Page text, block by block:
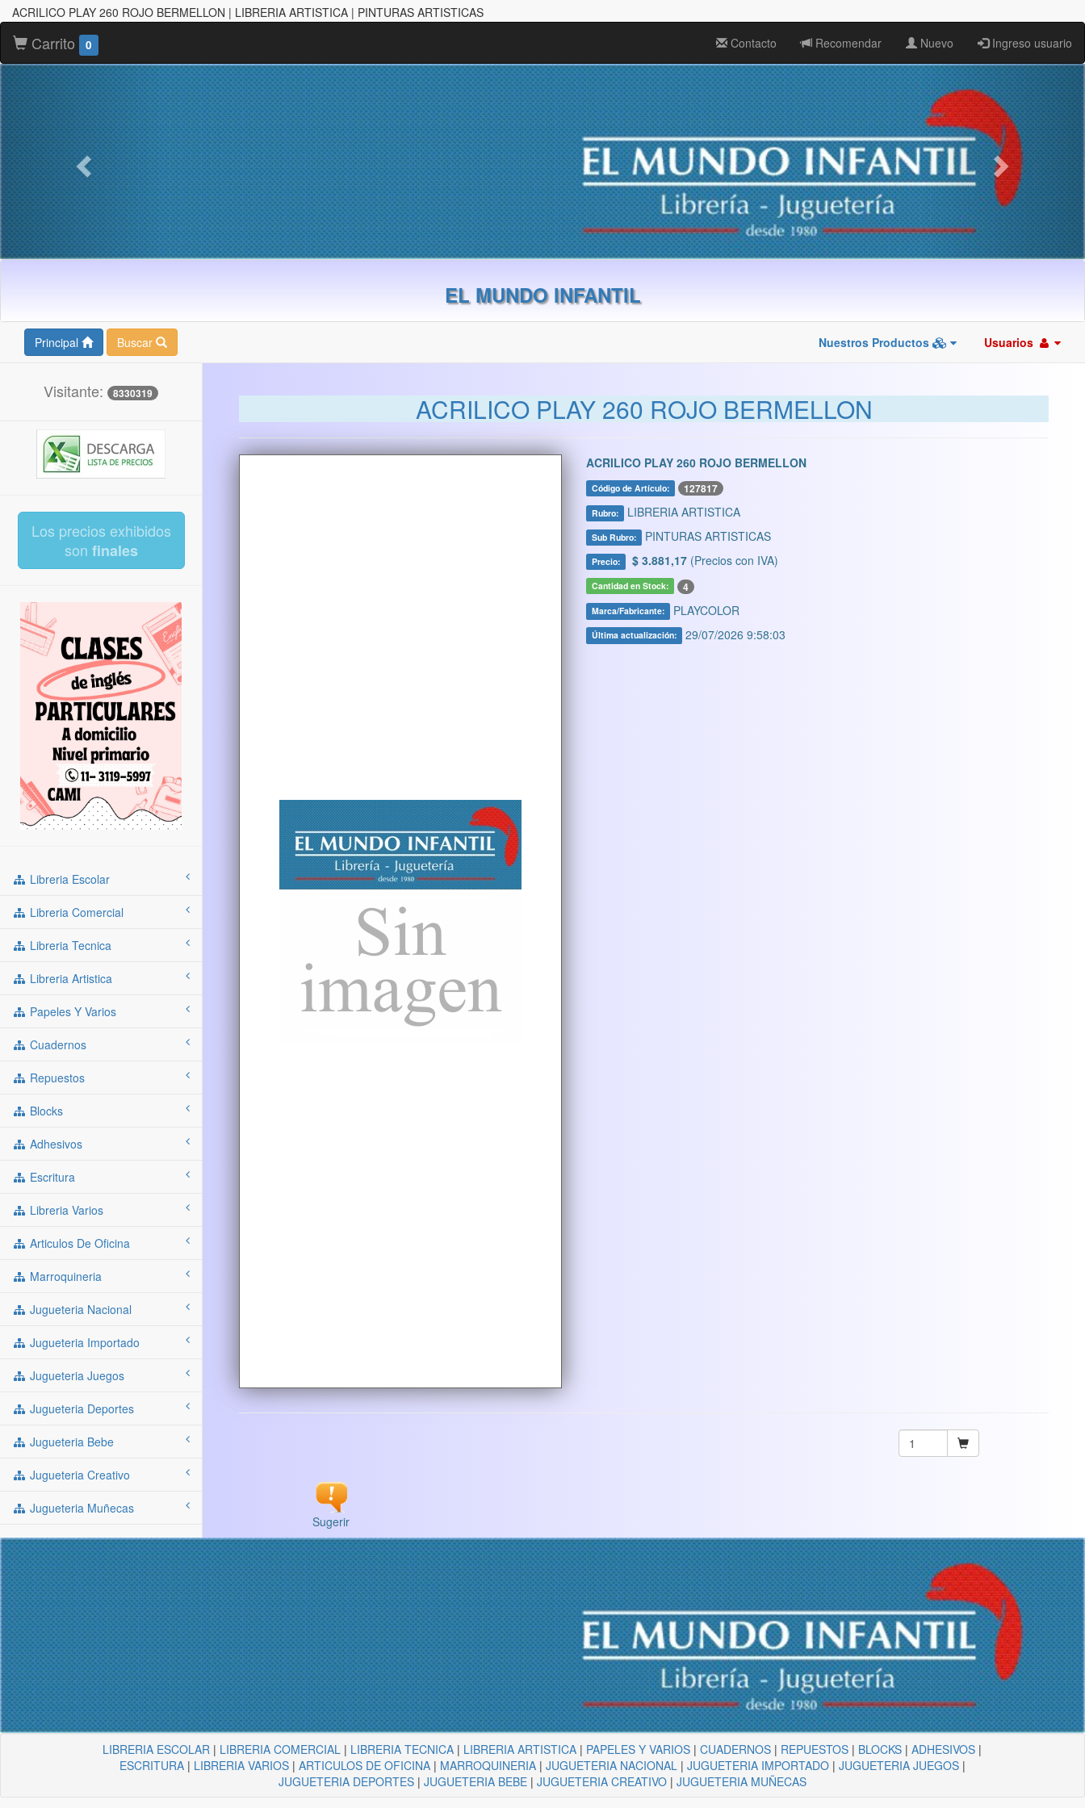
ACRILICO PLAY 260 ROJO BERMELLON | LIBRERIA ARTISTICA | PINTURAS ARTISTICAS
Carrito 0 Contacto Recomendar Nuevo Ingreso usuario
EL MUNDO INFANTIL
Principal Buscar Nuestros Productos Usuarios
Visitante: 8330319
Los precios exhibidos
son finales
Libreria Escolar
Libreria Comercial
Libreria Tecnica
Libreria Artistica
Papeles Y Varios
Cuadernos
Repuestos
Blocks
Adhesivos
Escritura
Libreria Varios
Articulos De Oficina
Marroquineria
Jugueteria Nacional
Jugueteria Importado
Jugueteria Juegos
Jugueteria Deportes
Jugueteria Bebe
Jugueteria Creativo
Jugueteria Muñecas
ACRILICO PLAY 260 ROJO BERMELLON
ACRILICO PLAY 260 ROJO BERMELLON
Código de Artículo: 127817
Rubro: LIBRERIA ARTISTICA
Sub Rubro: PINTURAS ARTISTICAS
Precio: $ 3.881,17 (Precios con IVA)
Cantidad en Stock: 4
Marca/Fabricante: PLAYCOLOR
Última actualización: 29/07/2026 9:58:03
Sugerir
LIBRERIA ESCOLAR | LIBRERIA COMERCIAL | LIBRERIA TECNICA | LIBRERIA ARTISTICA | PAPELES Y VARIOS |CUADERNOS | REPUESTOS | BLOCKS |ADHESIVOS |
ESCRITURA| LIBRERIA VARIOS| ARTICULOS DE OFICINA| MARROQUINERIA| JUGUETERIA NACIONAL | JUGUETERIA IMPORTADO| JUGUETERIA JUEGOS|
JUGUETERIA DEPORTES| JUGUETERIA BEBE| JUGUETERIA CREATIVO| JUGUETERIA MUÑECAS